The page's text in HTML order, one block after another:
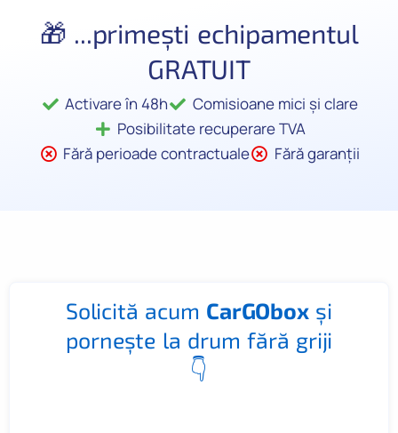
🎁 ...primești echipamentul
GRATUIT
Activare în 48h
Comisioane mici și clare
Posibilitate recuperare TVA
Fără perioade contractuale
Fără garanții
Solicită acum CarGOboxși
pornește la drum fără griji
👇